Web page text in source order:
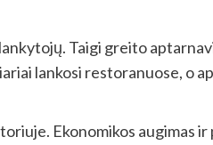
Taigi greito
lankosi restoranuose, o
Ekonomikos augimas